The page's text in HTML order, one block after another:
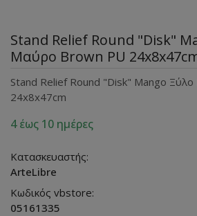
Stand Relief Round "Disk"
Μαύρο Brown PU
Stand Relief Round "Disk" Mango
24x8x47cm
4 έως 10 ημέρες
Κατασκευαστής:
ArteLibre
Κωδικός vbstore:
05161335